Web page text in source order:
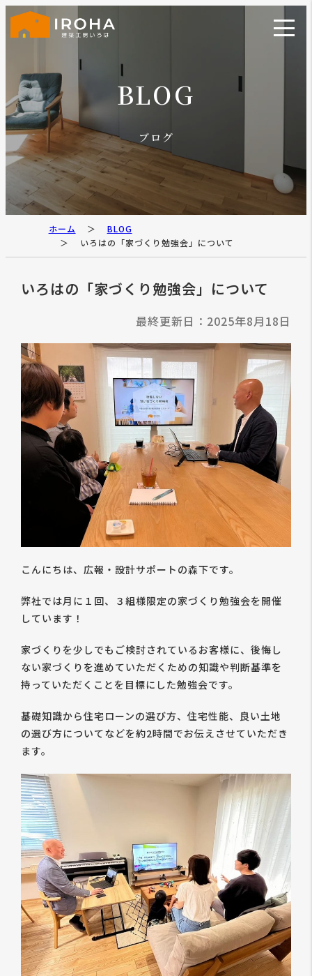
BLOG
ブログ
ホーム
BLOG
いろはの「家づくり勉強会」について
いろはの「家づくり勉強会」について
最終更新日：2025年8月18日
こんにちは、広報・設計サポートの森下です。
弊社では月に１回、３組様限定の家づくり勉強会を開催
しています！
家づくりを少しでもご検討されているお客様に、後悔し
ない家づくりを進めていただくための知識や判断基準を
持っていただくことを目標にした勉強会です。
基礎知識から住宅ローンの選び方、住宅性能、良い土地
の選び方についてなどを約2時間でお伝えさせていただき
ます。